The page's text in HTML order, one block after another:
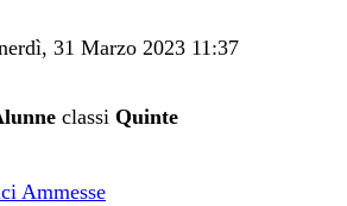
31 Marzo 2023 11:37
classi Quinte
Ammesse